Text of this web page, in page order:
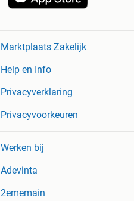
Marktplaats Zakelijk
Help en Info
Privacyverklaring
Privacyvoorkeuren
Werken bij
Adevinta
2ememain